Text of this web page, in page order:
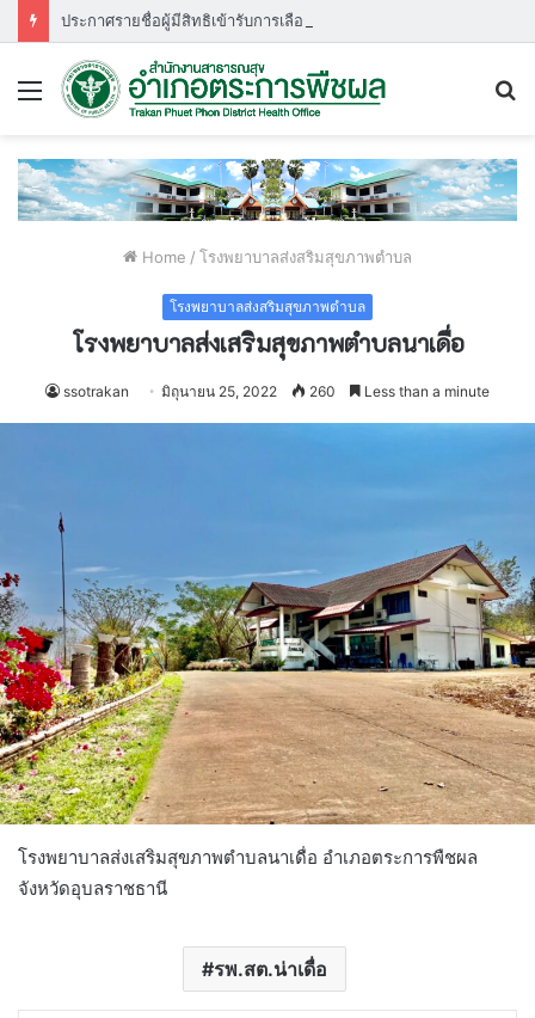
Menu
Home / โรงพยาบาลส่งสริมสุขภาพตำบล
โรงพยาบาลส่งสริมสุขภาพตำบล
โรงพยาบาลส่งเสริมสุขภาพตำบลนาเดื่อ
ssotrakan มิถุนายน 25, 2022 260 Less than a minute
โรงพยาบาลส่งเสริมสุขภาพตำบลนาเดื่อ อำเภอตระการพืชผล
จังหวัดอุบลราชธานี
รพ.สต.น่าเดื่อ